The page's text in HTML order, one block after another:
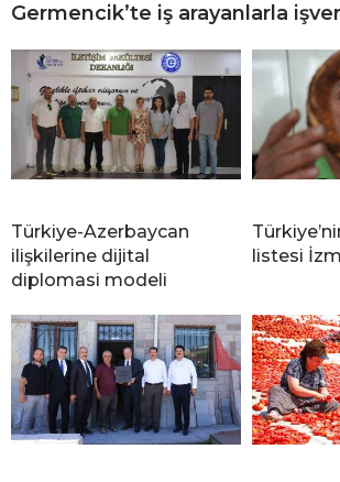
Germencik’te iş arayanlarla
Türkiye-Azerbaycan
ilişkilerine dijital
diplomasi modeli
listesi